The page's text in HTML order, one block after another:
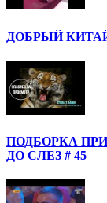
ДОБРЫЙ
ПОДБОРКА
ДО СЛЕЗ # 45